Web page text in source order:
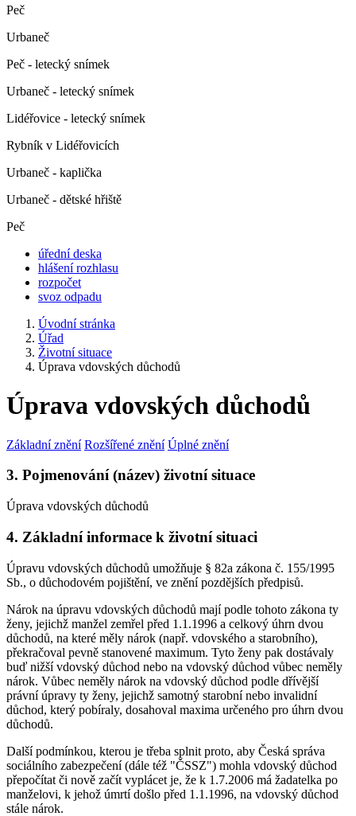
Peč
Urbaneč
Peč - letecký snímek
Urbaneč - letecký snímek
Lidéřovice - letecký snímek
Rybník v Lidéřovicích
Urbaneč - kaplička
Urbaneč - dětské hřiště
Peč
úřední deska
hlášení rozhlasu
rozpočet
svoz odpadu
Úvodní stránka
Úřad
Životní situace
Úprava vdovských důchodů
Úprava vdovských důchodů
Základní znění Rozšířené znění Úplné znění
3. Pojmenování (název) životní situace
Úprava vdovských důchodů
4. Základní informace k životní situaci
Úpravu vdovských důchodů umožňuje § 82a zákona č. 155/1995
Sb., o důchodovém pojištění, ve znění pozdějších předpisů.
Nárok na úpravu vdovských důchodů mají podle tohoto zákona ty
ženy, jejichž manžel zemřel před 1.1.1996 a celkový úhrn dvou
důchodů, na které měly nárok (např. vdovského a starobního),
překračoval pevně stanovené maximum. Tyto ženy pak dostávaly
buď nižší vdovský důchod nebo na vdovský důchod vůbec neměly
nárok. Vůbec neměly nárok na vdovský důchod podle dřívější
právní úpravy ty ženy, jejichž samotný starobní nebo invalidní
důchod, který pobíraly, dosahoval maxima určeného pro úhrn dvou
důchodů.
Další podmínkou, kterou je třeba splnit proto, aby Česká správa
sociálního zabezpečení (dále též "ČSSZ") mohla vdovský důchod
přepočítat či nově začít vyplácet je, že k 1.7.2006 má žadatelka po
manželovi, k jehož úmrtí došlo před 1.1.1996, na vdovský důchod
stále nárok.